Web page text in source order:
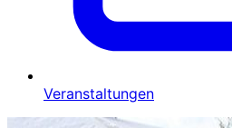
Veranstaltungen